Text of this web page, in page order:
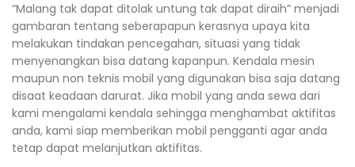
“Malang tak dapat ditolak untung tak dapat diraih” menjadi
gambaran tentang seberapapun kerasnya upaya kita
melakukan tindakan pencegahan, situasi yang tidak
menyenangkan bisa datang kapanpun. Kendala mesin
maupun non teknis mobil yang digunakan bisa saja datang
disaat keadaan darurat. Jika mobil yang anda sewa dari
kami mengalami kendala sehingga menghambat aktifitas
anda, kami siap memberikan mobil pengganti agar anda
tetap dapat melanjutkan aktifitas.